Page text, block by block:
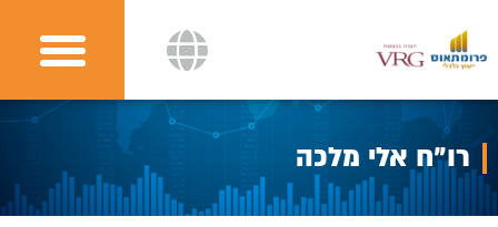
רו”ח אלי מלכה